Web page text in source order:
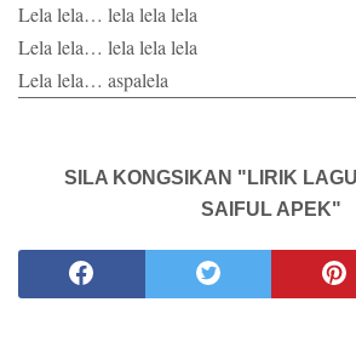
Lela lela… lela lela lela
Lela lela… lela lela lela
Lela lela… aspalela
SILA KONGSIKAN "LIRIK
SAIFUL APEK"